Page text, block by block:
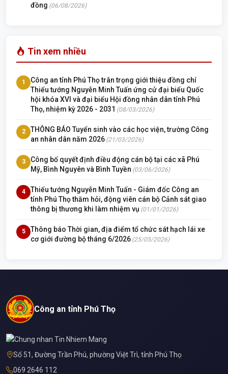
đồng (06/08/2026)
Tin xem nhiều
1
Công an tỉnh Phú Thọ trân trọng giới thiệu đồng chí
Thiếu tướng Nguyễn Minh Tuấn ứng cử đại biểu Quốc
hội khóa XVI và đại biểu Hội đồng nhân dân tỉnh Phú
Thọ, nhiệm kỳ 2026 - 2031 (08/03/2026)
2
THÔNG BÁO Tuyển sinh vào các học viện, trường Công
an nhân dân năm 2026 (21/03/2026)
3
Công bố quyết định điều động cán bộ tại các xã Phú
Mỹ, Bình Nguyên và Bình Tuyền (03/06/2026)
4
Thiếu tướng Nguyễn Minh Tuấn - Giám đốc Công an
tỉnh Phú Thọ thăm hỏi, động viên cán bộ Cảnh sát giao
thông bị thương khi làm nhiệm vụ (01/01/2026)
5
Thông báo Thời gian, địa điểm tổ chức sát hạch lái xe
cơ giới đường bộ tháng 6/2026 (25/05/2026)
Công an tỉnh Phú Thọ
Số 51, Đường Trần Phú, phường Việt Trì, tỉnh Phú Thọ
069 2646 112